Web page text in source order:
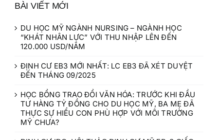
BÀI VIẾT MỚI
DU HỌC MỸ NGÀNH NURSING – NGÀNH HỌC
“KHÁT NHÂN LỰC” VỚI THU NHẬP LÊN ĐẾN
120.000 USD/NĂM
ĐỊNH CƯ EB3 MỚI NHẤT: LC EB3 ĐÃ XÉT DUYỆT
ĐẾN THÁNG 09/2025
HỌC BỔNG TRAO ĐỔI VĂN HÓA: TRƯỚC KHI ĐẦU
TƯ HÀNG TỶ ĐỒNG CHO DU HỌC MỸ, BA MẸ ĐÃ
THỰC SỰ HIỂU CON PHÙ HỢP VỚI MÔI TRƯỜNG
MỸ CHƯA?